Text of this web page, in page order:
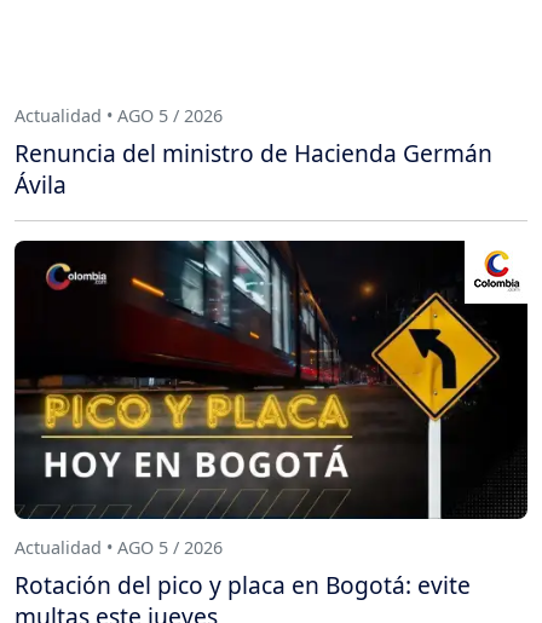
Actualidad • AGO 5 / 2026
Renuncia del ministro de Hacienda Germán
Ávila
Actualidad • AGO 5 / 2026
Rotación del pico y placa en Bogotá: evite